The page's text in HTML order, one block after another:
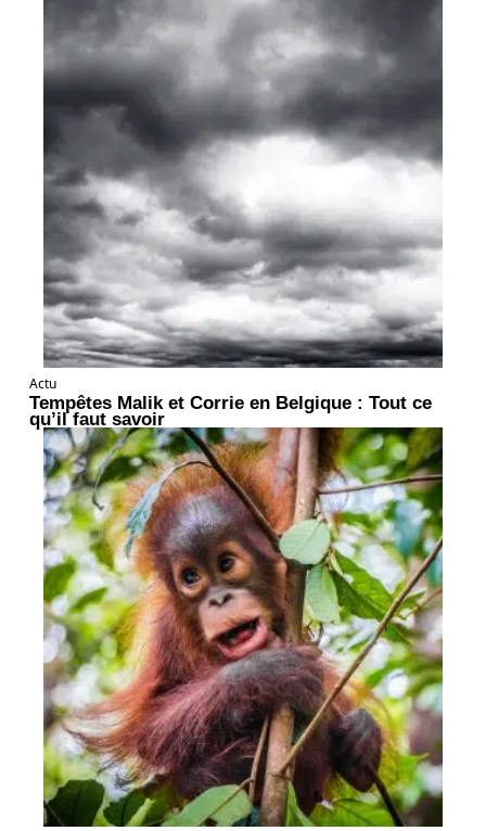
Actu
Tempêtes Malik et Corrie en Belgique : Tout ce
qu’il faut savoir